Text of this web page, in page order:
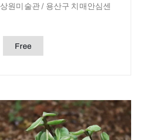
상원미술관 / 용산구 치매안심센
Free